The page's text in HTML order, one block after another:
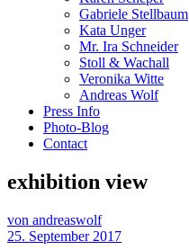
Gabriele Stellbaum
Kata Unger
Mr. Ira Schneider
Stoll & Wachall
Veronika Witte
Andreas Wolf
Press Info
Photo-Blog
Contact
exhibition view
von andreaswolf
25. September 2017